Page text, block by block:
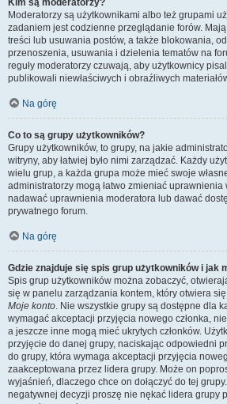
Kim są moderatorzy?
Moderatorzy są użytkownikami albo też grupami
zadaniem jest codzienne przeglądanie forów.
treści lub usuwania postów, a także blokowania,
przenoszenia, usuwania i dzielenia tematów na
reguły moderatorzy czuwają, aby użytkownicy
publikowali niewłaściwych i obraźliwych
Na górę
Co to są grupy użytkowników?
Grupy użytkowników, to grupy, na jakie
witryny, aby łatwiej było nimi zarządzać. Każdy
wielu grup, a każda grupa może mieć swoje
administratorzy mogą łatwo zmieniać
nadawać uprawnienia moderatora lub dawać
prywatnego forum.
Na górę
Gdzie znajduje się spis grup użytkowników i jak
Spis grup użytkowników można zobaczyć,
się w panelu zarządzania kontem, który otwiera
Moje konto. Nie wszystkie grupy są dostępne dla
wymagać akceptacji przyjęcia nowego członka,
a jeszcze inne mogą mieć ukrytych członków.
przyjęcie do danej grupy, naciskając odpowiedni
do grupy, która wymaga akceptacji przyjęcia
zaakceptowana przez lidera grupy. Może on
wyjaśnień, dlaczego chce on dołączyć do tej
negatywnej decyzji proszę nie nękać lidera grupy